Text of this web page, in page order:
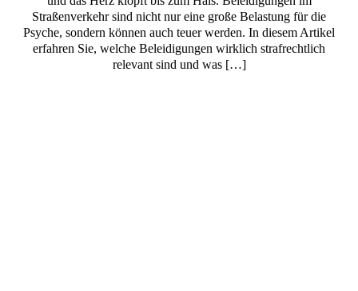
Straßenverkehr sind nicht nur eine große Belastung für die
Psyche, sondern können auch teuer werden. In diesem Artikel
erfahren Sie, welche Beleidigungen wirklich strafrechtlich
relevant sind und was […]